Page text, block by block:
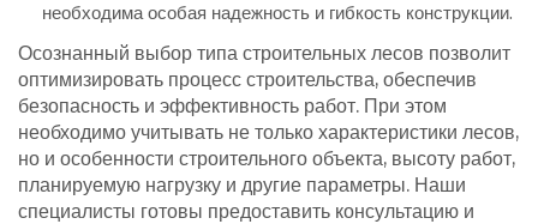
необходима особая надежность и гибкость конструкции.
Осознанный выбор типа строительных лесов позволит
оптимизировать процесс строительства, обеспечив
безопасность и эффективность работ. При этом
необходимо учитывать не только характеристики лесов,
но и особенности строительного объекта, высоту работ,
планируемую нагрузку и другие параметры. Наши
специалисты готовы предоставить консультацию и